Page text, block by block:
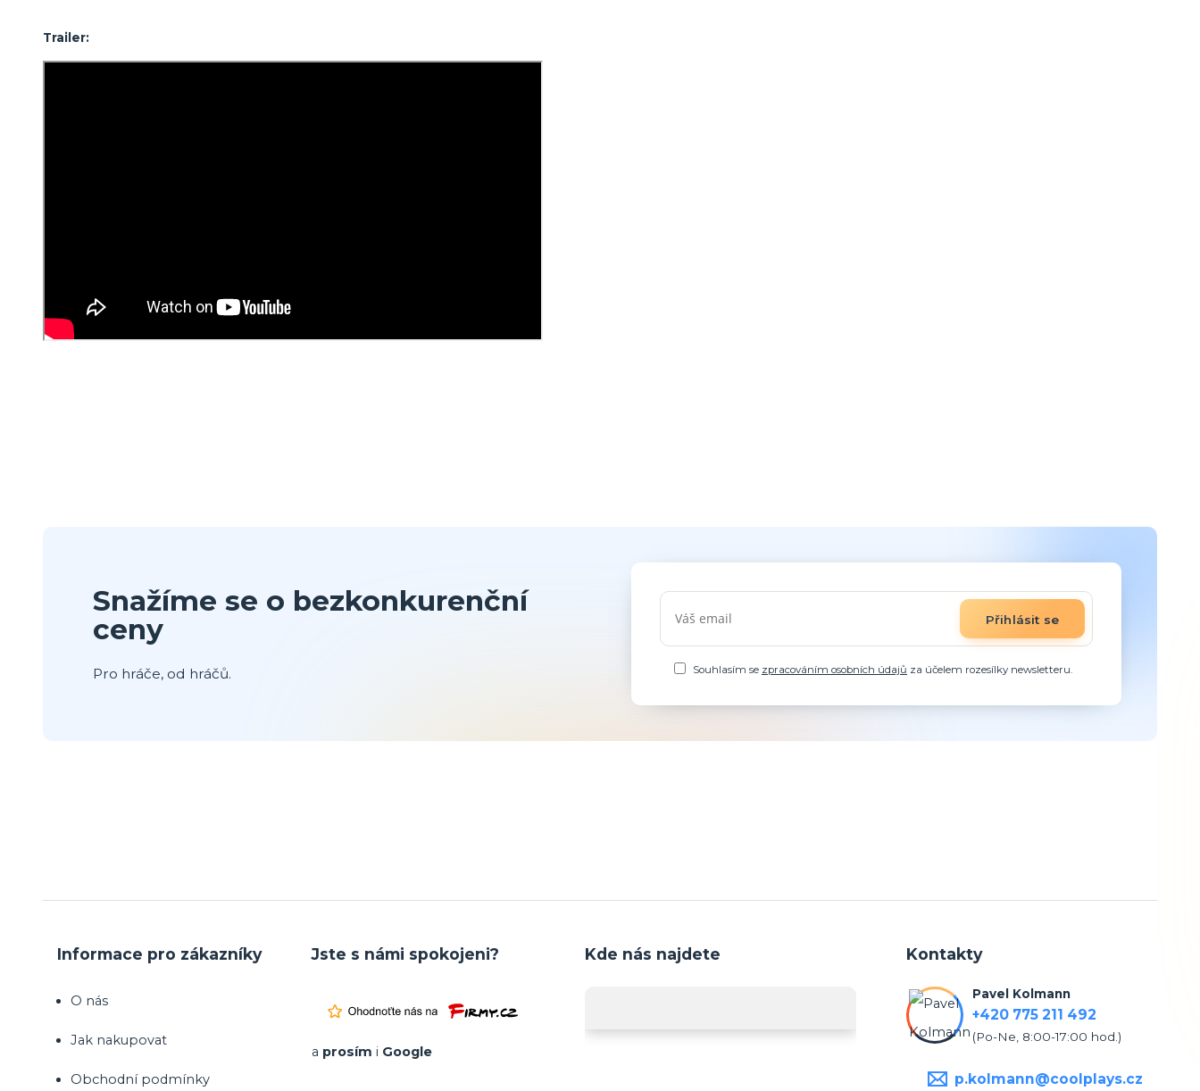
Trailer:
Snažíme se o bezkonkurenční
ceny
Pro hráče, od hráčů.
Přihlásit se
Souhlasím se zpracováním osobních údajů za účelem rozesílky newsletteru.
Informace pro zákazníky
O nás
Jak nakupovat
Obchodní podmínky
Jste s námi spokojeni?
a prosím i Google
Kde nás najdete Kontakty
Pavel Kolmann
+420 775 211 492
(Po-Ne, 8:00-17:00 hod.)
p.kolmann@coolplays.cz